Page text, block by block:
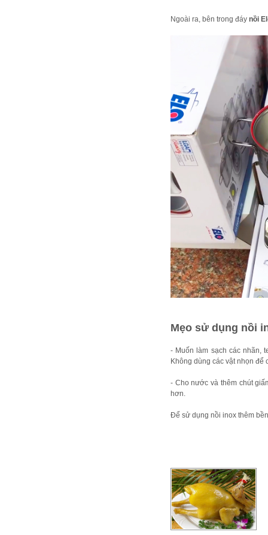
Ngoài ra, bên trong đáy nồi
Mẹo sử dụng nồi
- Muốn làm sạch các nhãn,
Không dùng các vật nhọn để
- Cho nước và thêm chút
hơn.
Để sử dụng nồi inox thêm